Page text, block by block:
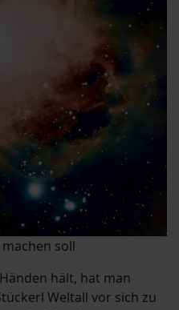
soll
hält, hat man
Weltall vor sich zu